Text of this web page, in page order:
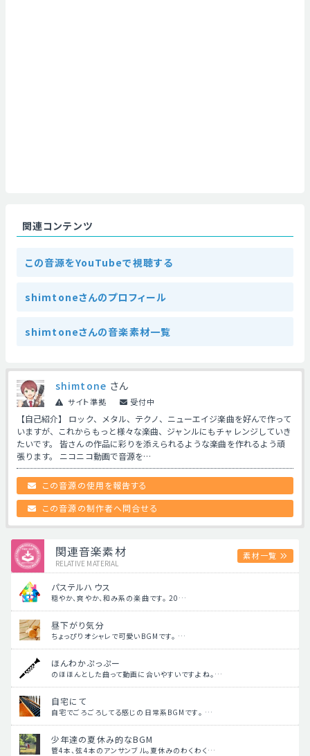
関連コンテンツ
この音源をYouTubeで視聴する
shimtoneさんのプロフィール
shimtoneさんの音楽素材一覧
shimtone さん
サイト準拠 受付中
【自己紹介】 ロック、メタル、テクノ、ニューエイジ楽曲を好んで作って
いますが、これからもっと様々な楽曲、ジャンルにもチャレンジしていき
たいです。 皆さんの作品に彩りを添えられるような楽曲を作れるよう頑
張ります。 ニコニコ動画で音源を…
この音源の使用を報告する
この音源の制作者へ問合せる
関連音楽素材
RELATIVE MATERIAL
素材一覧
パステルハウス
穏やか、爽やか、和み系の楽曲です。 20…
昼下がり気分
ちょっぴりオシャレで可愛いBGMです。 …
ほんわかぷっぷー
のほほんとした曲って動画に合いやすいですよね。…
自宅にて
自宅でごろごろしてる感じの日常系BGMです。 …
少年達の夏休み的なBGM
管4本、弦4本のアンサンブル。夏休みのわくわく…